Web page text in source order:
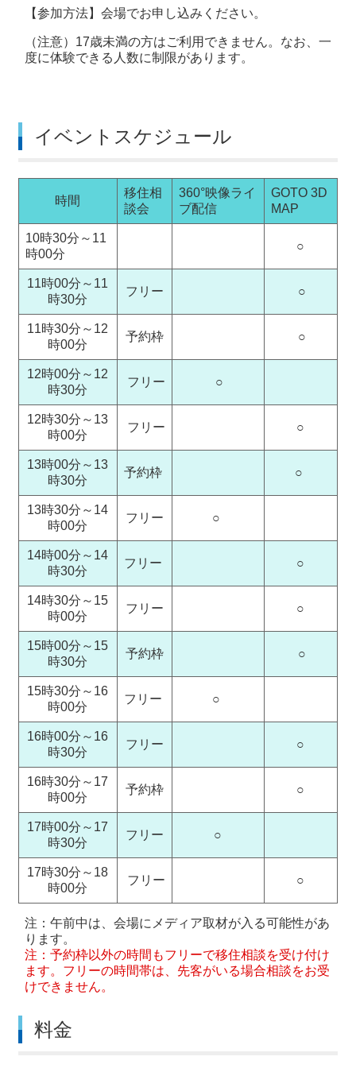
【参加方法】 会場でお申し込みください。
（注意）17歳未満の方はご利用できません。なお、一
度に体験できる人数に制限があります。
イベントスケジュール
時間
移住相
談会
360°映像ライ
ブ配信
GOTO 3D
MAP
10時30分～11
時00分
○
11時00分～11
時30分
フリー ○
11時30分～12
時00分
予約枠 ○
12時00分～12
時30分
フリー ○
12時30分～13
時00分
フリー ○
13時00分～13
時30分
予約枠 ○
13時30分～14
時00分
フリー ○
14時00分～14
時30分
フリー ○
14時30分～15
時00分
フリー ○
15時00分～15
時30分
予約枠 ○
15時30分～16
時00分
フリー ○
16時00分～16
時30分
フリー ○
16時30分～17
時00分
予約枠 ○
17時00分～17
時30分
フリー ○
17時30分～18
時00分
フリー ○
注：午前中は、会場にメディア取材が入る可能性があ
ります。
注：予約枠以外の時間もフリーで移住相談を受け付け
ます。フリーの時間帯は、先客がいる場合相談をお受
けできません。
料金